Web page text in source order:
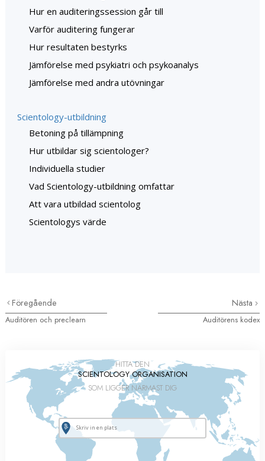
Hur en auditeringssession går till
Varför auditering fungerar
Hur resultaten bestyrks
Jämförelse med psykiatri och psykoanalys
Jämförelse med andra utövningar
Scientology-utbildning
Betoning på tillämpning
Hur utbildar sig scientologer?
Individuella studier
Vad Scientology-utbildning omfattar
Att vara utbildad scientolog
Scientologys värde
Föregående
Auditören och preclearn
Nästa
Auditörens kodex
HITTA DEN
SCIENTOLOGY ORGANISATION
SOM LIGGER NÄRMAST DIG